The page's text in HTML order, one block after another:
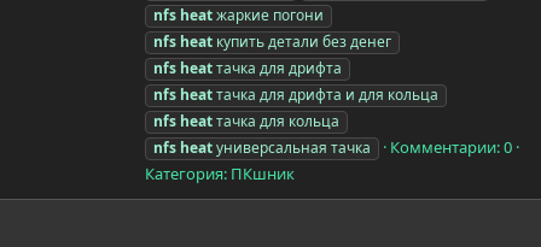
nfs heatжаркие погони
nfs heat купить детали без денег
nfs heatтачка для дрифта
nfs heatтачка для дрифта и для кольца
nfs heatтачка для кольца
nfs heatуниверсальная тачка
Комментарии: 0
Категория: ПКшник